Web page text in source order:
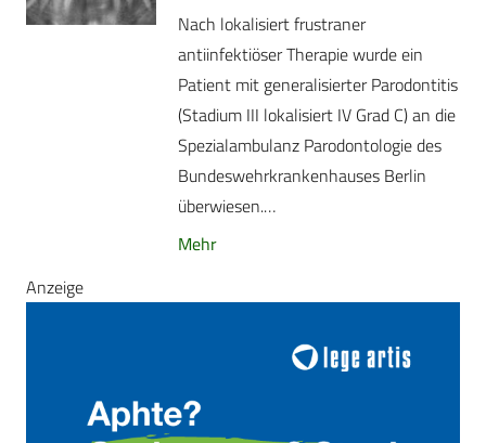
Nach lokalisiert frustraner
antiinfektiöser Therapie wurde ein
Patient mit generalisierter Parodontitis
(Stadium III lokalisiert IV Grad C) an die
Spezialambulanz Parodontologie des
Bundeswehrkrankenhauses Berlin
überwiesen.…
Mehr
Anzeige